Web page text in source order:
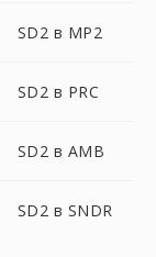
SD2 в MP2
SD2 в PRC
SD2 в AMB
SD2 в SNDR